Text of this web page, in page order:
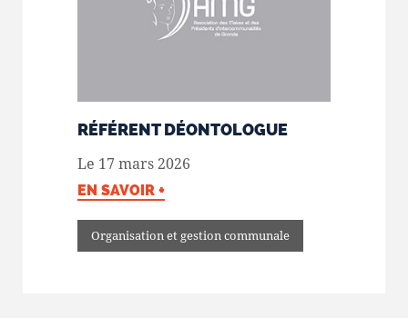
RÉFÉRENT DÉONTOLOGUE
Le 17 mars 2026
EN SAVOIR +
Organisation et gestion communale